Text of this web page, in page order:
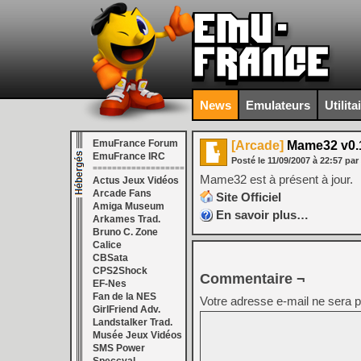
News Emulateurs
EmuFrance Forum
EmuFrance IRC
===================
Actus Jeux Vidéos
Arcade Fans
Amiga Museum
Arkames Trad.
Bruno C. Zone
Calice
CBSata
CPS2Shock
EF-Nes
Fan de la NES
GirlFriend Adv.
Landstalker Trad.
Musée Jeux Vidéos
SMS Power
[Arcade] Mame32
Posté le 11/09/2007 à 22:57 par
Mame32 est à présent à jour.
Site Officiel
En savoir plus…
Commentaire ¬
Votre adresse e-mail ne sera